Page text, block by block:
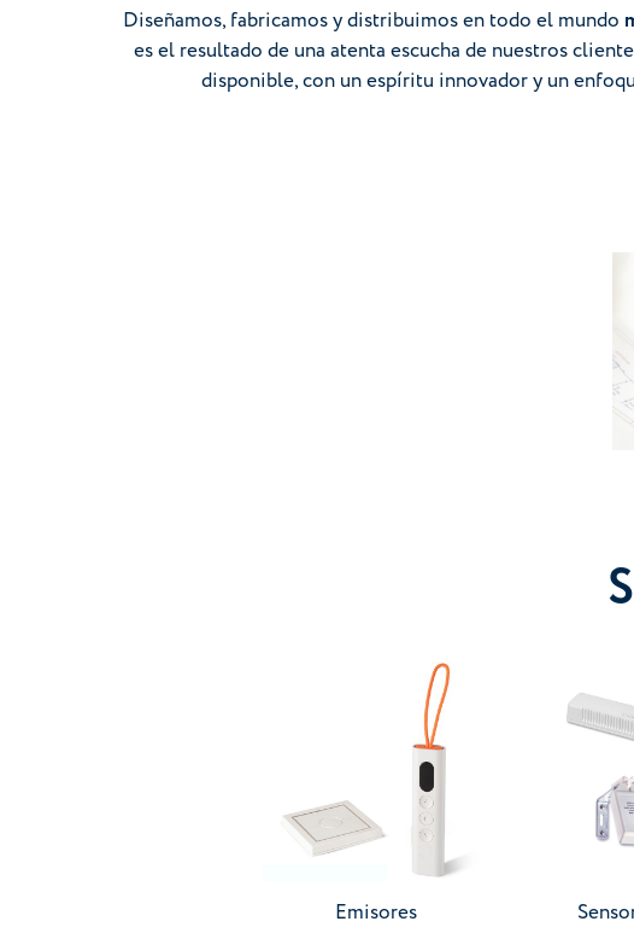
Diseñamos, fabricamos y distribuimos en todo el mundo
es el resultado de una atenta escucha de nuestros
disponible, con un espíritu innovador y un
Emisores